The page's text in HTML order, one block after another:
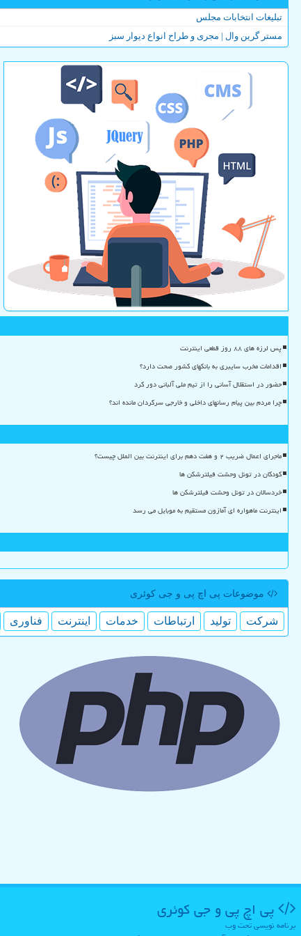
تبلیغات انتخابات مجلس
مستر گرین وال | مجری و طراح انواع دیوار سبز
پس لرزه های ۸۸ روز قطعی اینترنت
اقدامات مخرب سایبری به بانکهای کشور صحت دارد؟
حضور در استقلال آسانی را از تیم ملی آلبانی دور کرد
چرا مردم بین پیام رسانهای داخلی و خارجی سرگردان مانده اند؟
ماجرای اعمال ضریب ۲ و هفت دهم برای اینترنت بین الملل چیست؟
کودکان در تونل وحشت فیلترشکن ها
خردسالان در تونل وحشت فیلترشکن ها
اینترنت ماهواره ای آمازون مستقیم به موبایل می رسد
موضوعات پی اچ پی و جی كوئری
شركت تولید ارتباطات خدمات اینترنت فناوری
پی اچ پی و جی كوئری
برنامه نویسی تحت وب